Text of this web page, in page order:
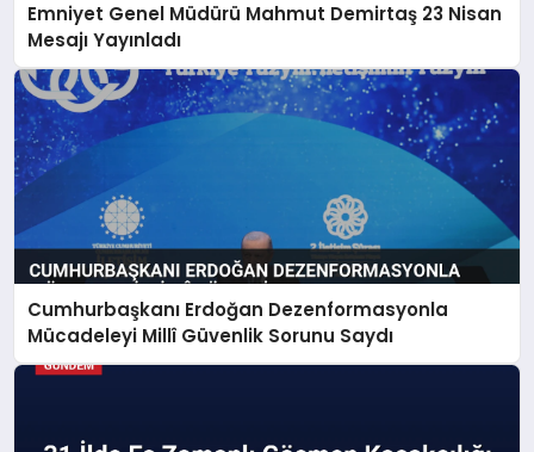
Emniyet Genel Müdürü Mahmut Demirtaş 23 Nisan
Mesajı Yayınladı
Cumhurbaşkanı Erdoğan Dezenformasyonla
Mücadeleyi Millî Güvenlik Sorunu Saydı